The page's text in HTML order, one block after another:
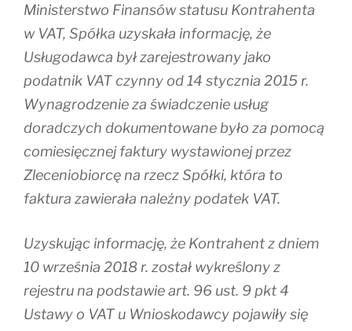
Ministerstwo Finansów statusu Kontrahenta
w VAT, Spółka uzyskała informację, że
Usługodawca był zarejestrowany jako
podatnik VAT czynny od 14 stycznia 2015 r.
Wynagrodzenie za świadczenie usług
doradczych dokumentowane było za pomocą
comiesięcznej faktury wystawionej przez
Zleceniobiorcę na rzecz Spółki, która to
faktura zawierała należny podatek VAT.
Uzyskując informację, że Kontrahent z dniem
10 września 2018 r. został wykreślony z
rejestru na podstawie art. 96 ust. 9 pkt 4
Ustawy o VAT u Wnioskodawcy pojawiły się